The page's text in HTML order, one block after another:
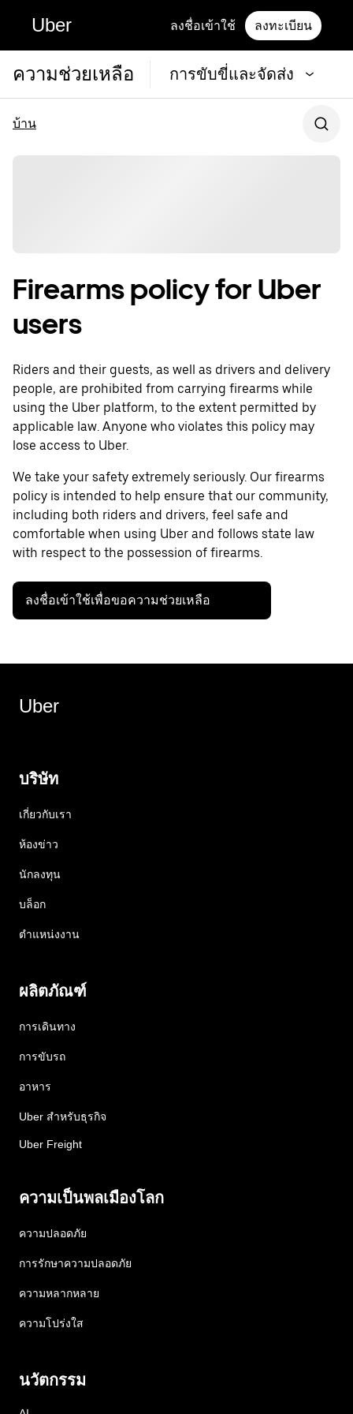
Uber ลงชื่อเข้าใช้ ลงทะเบียน
ความช่วยเหลือ การขับขี่และจัดส่ง
บ้าน
Firearms policy for Uber
users
Riders and their guests, as well as drivers and delivery
people, are prohibited from carrying firearms while
using the Uber platform, to the extent permitted by
applicable law. Anyone who violates this policy may
lose access to Uber.
We take your safety extremely seriously. Our firearms
policy is intended to help ensure that our community,
including both riders and drivers, feel safe and
comfortable when using Uber and follows state law
with respect to the possession of firearms.
ลงชื่อเข้าใช้เพื่อขอความช่วยเหลือ
Uber
บริษัท
เกี่ยวกับเรา
ห้องข่าว
นักลงทุน
บล็อก
ตำแหน่งงาน
ผลิตภัณฑ์
การเดินทาง
การขับรถ
อาหาร
Uber สำหรับธุรกิจ
Uber Freight
ความเป็นพลเมืองโลก
ความปลอดภัย
การรักษาความปลอดภัย
ความหลากหลาย
ความโปร่งใส
นวัตกรรม